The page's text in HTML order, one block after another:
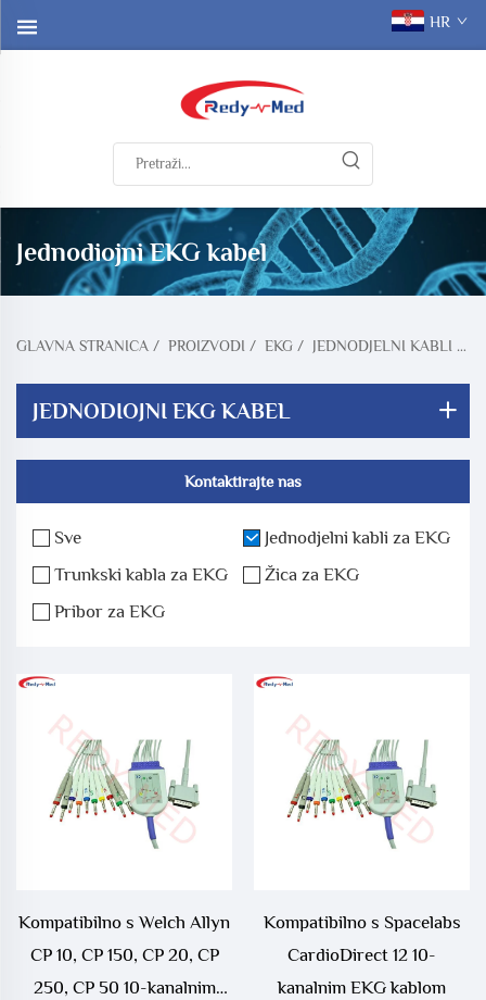
HR
Jednodiojni EKG kabel
GLAVNA STRANICA / PROIZVODI / EKG / JEDNODJELNI KABLI ZA EKG
JEDNODIOJNI EKG KABEL
Kontaktirajte nas
Sve
Jednodjelni kabli za EKG
Trunkski kabla za EKG
Žica za EKG
Pribor za EKG
Kompatibilno s Welch Allyn
CP 10, CP 150, CP 20, CP
250, CP 50 10-kanalnim
Kompatibilno s Spacelabs
CardioDirect 12 10-
kanalnim EKG kablom